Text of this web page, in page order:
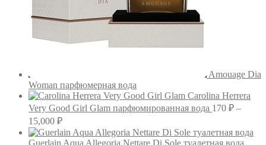
Amouage Dia
Woman парфюмерная вода
Carolina Herrera
Very Good Girl Glam парфюмированная вода 170 ₽ –
15,000 ₽Диапазон
цен:
170 ₽
Guerlain Aqua Allegoria Nettare Di Sole туалетная вода